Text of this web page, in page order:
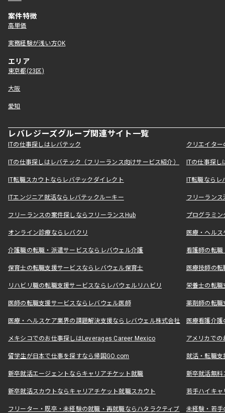
案件特徴
高単価
実務経験が浅い方OK
エリア
東京都(23区)
大阪
愛知
レバレジーズグループ関連サイト一覧
ITの仕事探しはレバテック クリエイタ
ITの仕事探しはレバテック（フリーランス向けサービス紹介） ITの仕事探
IT転職スカウトならレバテックダイレクト IT転職なら
ITエンジニア就活ならレバテックルーキー フリーラン
フリーランスの案件探しならフリーランスHub プログラミ
オンライン診療ならレバクリ 医療・ヘル
介護職の転職・派遣サービスならレバウェル介護 看護師の転
保育士の転職支援サービスならレバウェル保育士 医療技師の
リハビリ職の転職支援サービスならレバウェルリハビリ 栄養士の転
医師の転職支援サービスならレバウェル医師 薬剤師の転
医療・ヘルスケア業界の課題解決支援ならレバウェル株式会社 医療看護介
メキシコでのお仕事探しはLeverages Career Mexico アメリカで
留学生が日本で仕事を探すなら帰国GO.com 就活・転職
新卒就活エージェントならキャリアチケット就職 新卒就活無料
新卒就活スカウトならキャリアチケット就職スカウト 若手ハイキ
フリーター・既卒・未経験の就職・再就職ならハタラクティブ 未経験・若手